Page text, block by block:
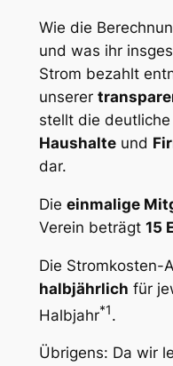
Wie die
und was ihr
Strom bezahlt
unserer
stellt die
Haushalteund
dar.
Die einmalige
Verein beträgt 15
Die Stromkosten-
halbjährlich für
Halbjahr*1.
Übrigens: Da wir